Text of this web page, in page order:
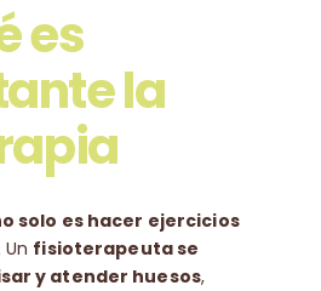
es
la
solo es hacer ejercicios
fisioterapeuta se
y atender huesos,